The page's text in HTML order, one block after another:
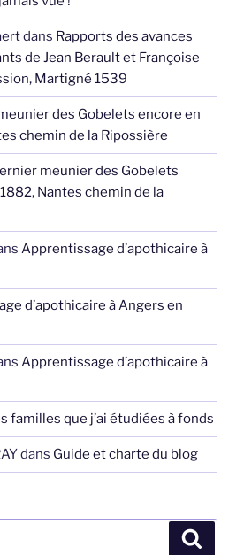
dans Rapports des avances
de Jean Berault et Françoise
Martigné 1539
des Gobelets encore en
chemin de la Ripossière
meunier des Gobelets
Nantes chemin de la
Apprentissage d’apothicaire à
d’apothicaire à Angers en
Apprentissage d’apothicaire à
familles que j’ai étudiées à fonds
dans Guide et charte du blog